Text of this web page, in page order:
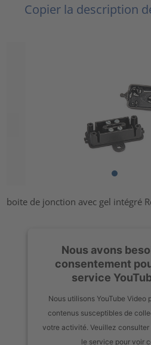
Copier la description
boite de jonction avec gel intégré
Nous avons
consentement
service
Nous utilisons YouTube Video
contenus susceptibles de
votre activité. Veuillez
le service pour voir